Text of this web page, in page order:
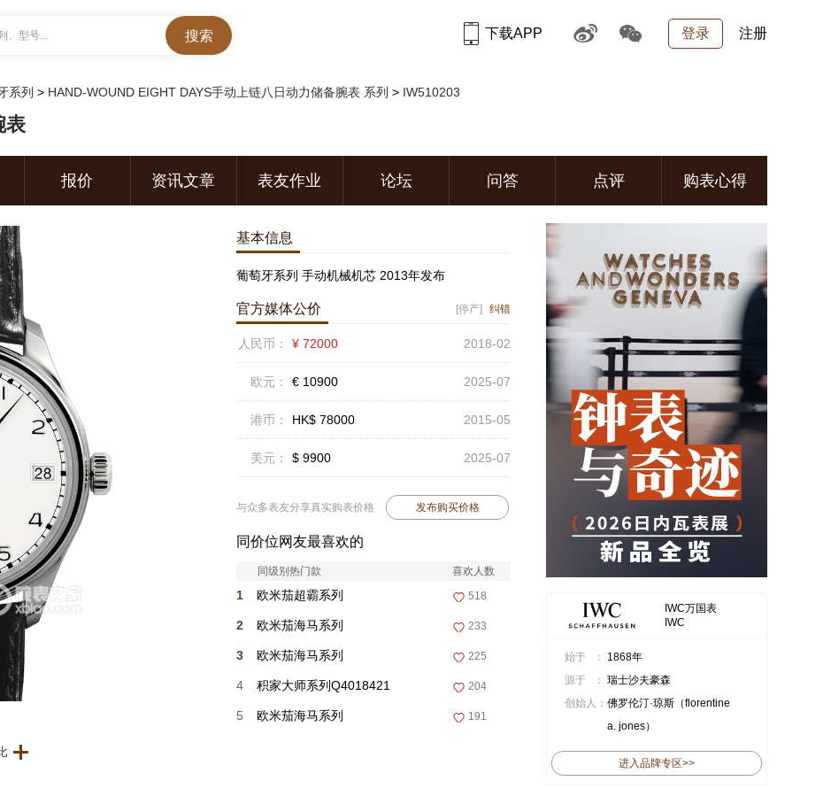
、型号... 登录 注册
下载APP
系列 > HAND-WOUND EIGHT DAYS手动上链八日动力储备腕表 系列 > IW510203
表
报价 资讯文章 表友作业 论坛 问答 点评 购表心得
基本信息
葡萄牙系列 手动机械机芯 2013年发布
官方媒体公价 [停产] 纠错
人民币： ¥ 72000 2018-02
欧元： € 10900 2025-07
港币： HK$ 78000 2015-05
美元： $ 9900 2025-07
与众多表友分享真实购表价格 发布购买价格
同价位网友最喜欢的
同级别热门款 喜欢人数
1 欧米茄超霸系列
310.30.42.50.01.004
518
2 欧米茄海马系列
217.30.42.21.01.003
233
3 欧米茄海马系列
217.30.42.21.01.001
225
4 积家大师系列Q4018421 204
5 欧米茄海马系列 191
IWC万国表
IWC
始于 ：
1868年
源于 ： 瑞士沙夫豪森
创始人： 佛罗伦汀·琼斯（florentine
a. jones）
进入品牌专区>>